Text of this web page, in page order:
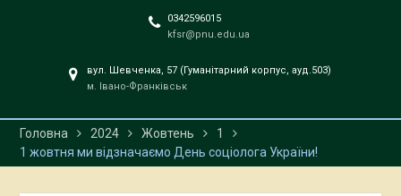
0342596015
kfsr@pnu.edu.ua
вул. Шевченка, 57 (Гуманітарний корпус, ауд.503)
м. Івано-Франківськ
Головна 2024 Жовтень
1
1 жовтня ми відзначаємо День соціолога України!